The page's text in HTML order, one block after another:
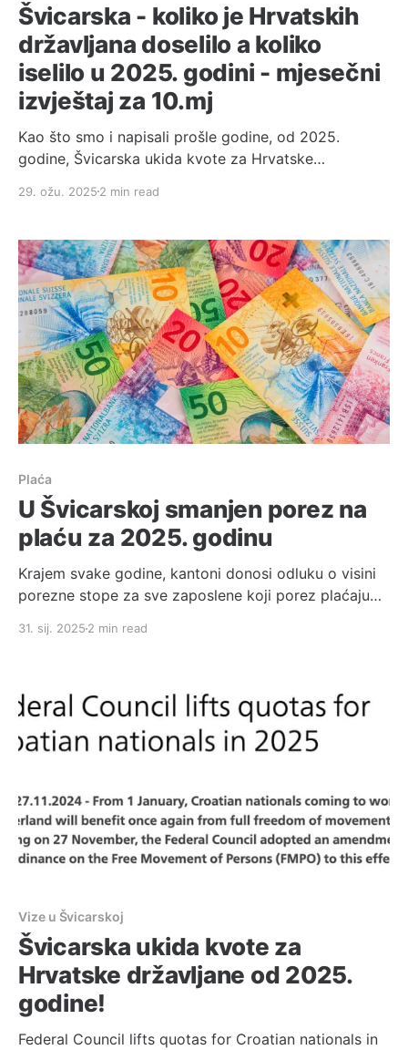
Švicarska - koliko je Hrvatskih
državljana doselilo a koliko
iselilo u 2025. godini - mjesečni
izvještaj za 10.mj
Kao što smo i napisali prošle godine, od 2025.
godine, Švicarska ukida kvote za Hrvatske
ukida kvote za Hrvatske državljane od 2025.
nationals in 2025Current information from the
Federal Administration. All press releases from the
Federal
29. ožu. 2025 2 min read
Plaća
U Švicarskoj smanjen porez na
plaću za 2025. godinu
Krajem svake godine, kantoni donosi odluku o visini
porezne stope za sve zaposlene koji porez plaćaju
dozvolu) za sljedeću godinu. Za 2025. godinu, svih
31. sij. 2025 2 min read
Vize u Švicarskoj
Švicarska ukida kvote za
Hrvatske državljane od 2025.
godine!
Federal Council lifts quotas for Croatian nationals in